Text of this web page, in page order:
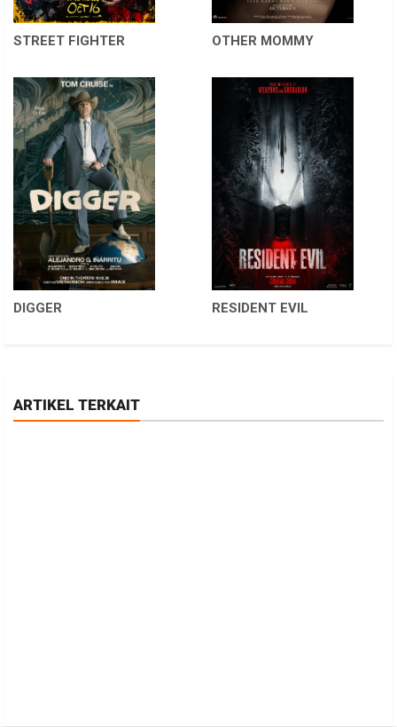
STREET FIGHTER OTHER MOMMY
DIGGER RESIDENT EVIL
ARTIKEL TERKAIT